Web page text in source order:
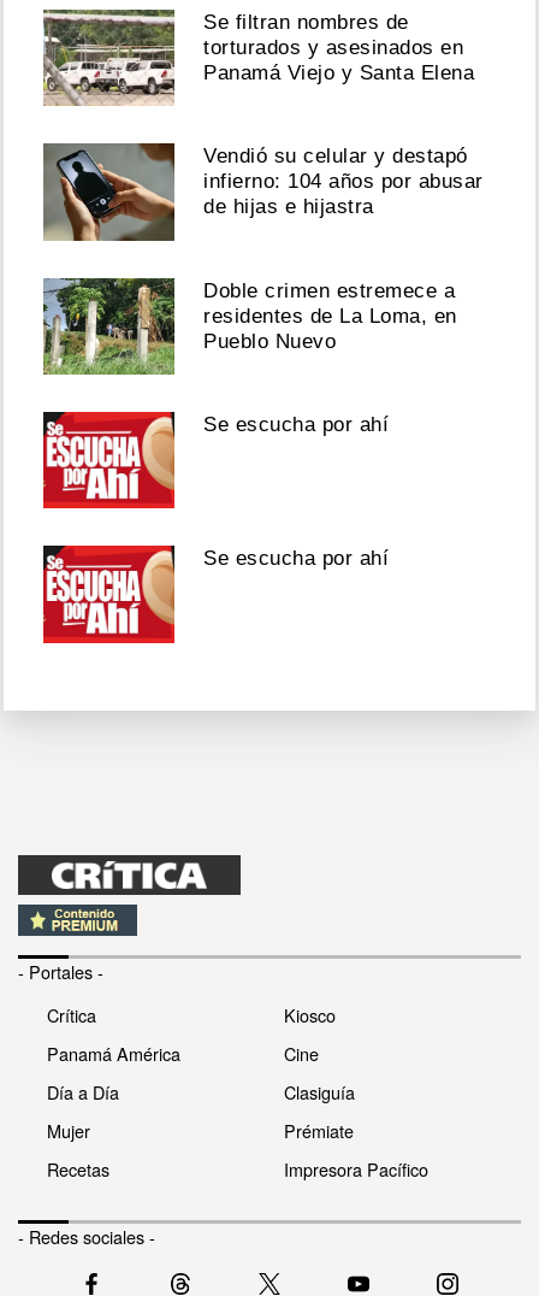
Se filtran nombres de
torturados y asesinados en
Panamá Viejo y Santa Elena
Vendió su celular y destapó
infierno: 104 años por abusar
de hijas e hijastra
Doble crimen estremece a
residentes de La Loma, en
Pueblo Nuevo
Se escucha por ahí
Se escucha por ahí
- Portales -
Crítica
Panamá América
Día a Día
Mujer
Recetas
Kiosco
Cine
Clasiguía
Prémiate
Impresora Pacífico
- Redes sociales -